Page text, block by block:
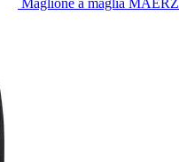
Maglione a maglia MAERZ